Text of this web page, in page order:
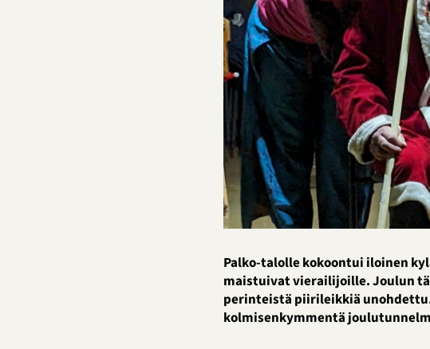
Palko-talolle kokoontui iloinen
maistuivat vierailijoille. Joulun
perinteistä piirileikkiä
kolmisenkymmentä